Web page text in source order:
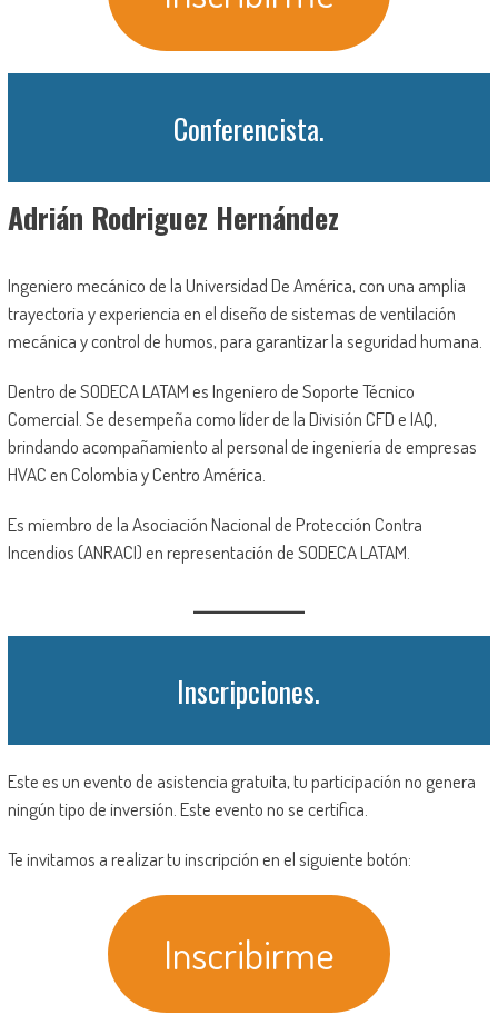
Conferencista.
Adrián Rodriguez Hernández
Ingeniero mecánico de la Universidad De América, con una amplia
trayectoria y experiencia en el diseño de sistemas de ventilación
mecánica y control de humos, para garantizar la seguridad humana.
Dentro de SODECA LATAM es Ingeniero de Soporte Técnico
Comercial. Se desempeña como líder de la División CFD e IAQ,
brindando acompañamiento al personal de ingeniería de empresas
HVAC en Colombia y Centro América.
Es miembro de la Asociación Nacional de Protección Contra
Incendios (ANRACI) en representación de SODECA LATAM.
Inscripciones.
Este es un evento de asistencia gratuita, tu participación no genera
ningún tipo de inversión. Este evento no se certifica.
Te invitamos a realizar tu inscripción en el siguiente botón:
Inscribirme